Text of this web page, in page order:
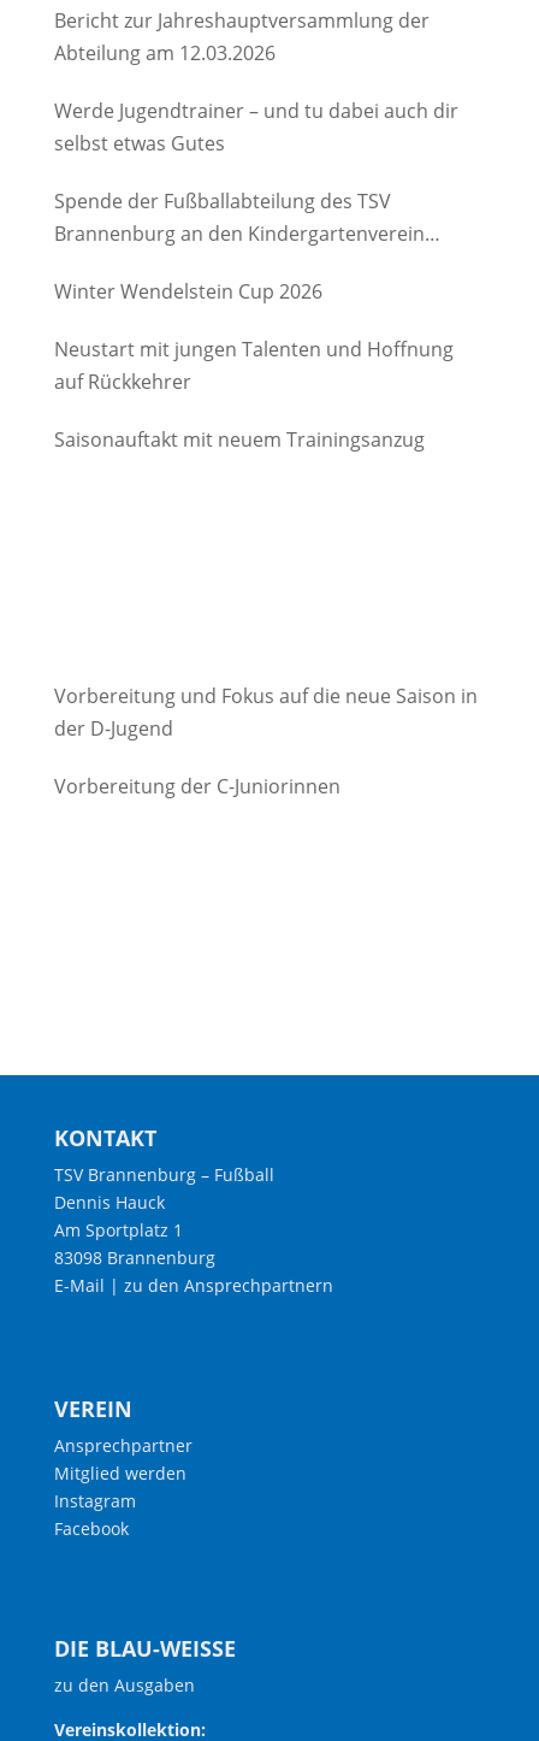
Bericht zur Jahreshauptversammlung der
Abteilung am 12.03.2026
Werde Jugendtrainer – und tu dabei auch dir
selbst etwas Gutes
Spende der Fußballabteilung des TSV
Brannenburg an den Kindergartenverein
Winter Wendelstein Cup 2026
Neustart mit jungen Talenten und Hoffnung
auf Rückkehrer
Saisonauftakt mit neuem Trainingsanzug
Vorbereitung und Fokus auf die neue Saison in
der D-Jugend
Vorbereitung der C-Juniorinnen
KONTAKT
TSV Brannenburg – Fußball
Dennis Hauck
Am Sportplatz 1
83098 Brannenburg
E-Mail | zu den Ansprechpartnern
VEREIN
Ansprechpartner
Mitglied werden
Instagram
Facebook
DIE BLAU-WEISSE
zu den Ausgaben
Vereinskollektion: